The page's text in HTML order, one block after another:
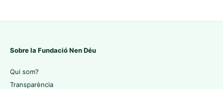
Sobre la Fundació Nen Déu
Qui som?
Transparència